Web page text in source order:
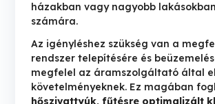
házakban vagy nagyobb
számára.
Az igényléshez szükség van a
rendszer telepítésére és
megfelel az áramszolgáltató által
követelményeknek. Ez magában
hőszivattyúk, fűtésre optimalizált